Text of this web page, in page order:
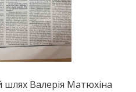
Валерія Матюхіна